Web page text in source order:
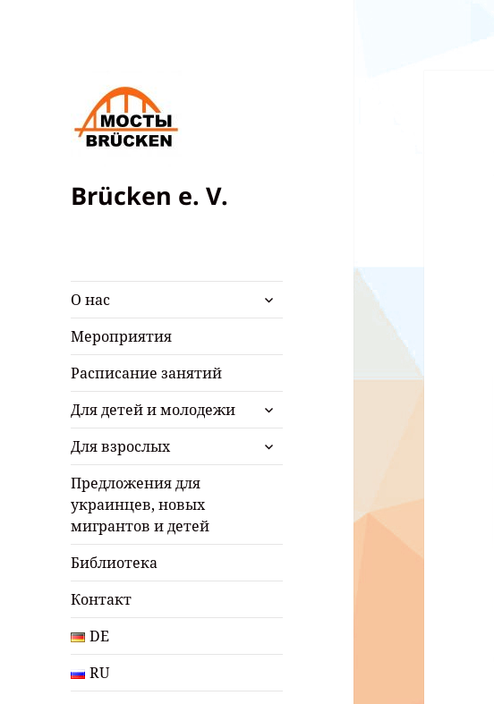
Brücken e. V.
О нас
раскрыть
дочернее
Мероприятия
Расписание занятий
Для детей и молодежи
раскрыть
дочернее
меню
Для взрослых
раскрыть
дочернее
Предложения для
украинцев, новых
мигрантов и детей
Библиотека
Контакт
DE
RU